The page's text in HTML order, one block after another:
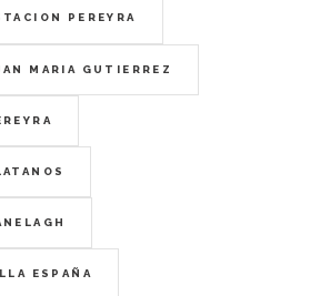
PEREYRA
MARIA GUTIERREZ
ESPAÑA